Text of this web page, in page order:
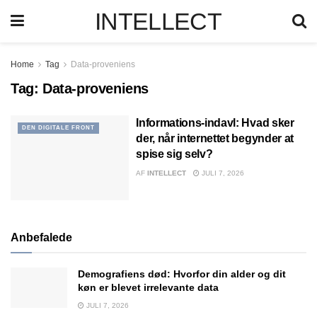
INTELLECT
Home Tag Data-proveniens
Tag: Data-proveniens
DEN DIGITALE FRONT
Informations-indavl: Hvad sker
der, når internettet begynder at
spise sig selv?
AF INTELLECT JULI 7, 2026
Anbefalede
Demografiens død: Hvorfor din alder og dit
køn er blevet irrelevante data
JULI 7, 2026